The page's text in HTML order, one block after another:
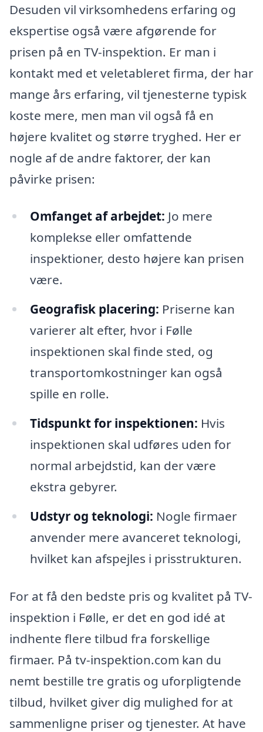
Desuden vil virksomhedens erfaring og
ekspertise også være afgørende for
prisen på en TV-inspektion. Er man i
kontakt med et veletableret firma, der har
mange års erfaring, vil tjenesterne typisk
koste mere, men man vil også få en
højere kvalitet og større tryghed. Her er
nogle af de andre faktorer, der kan
påvirke prisen:
Omfanget af arbejdet: Jo mere
komplekse eller omfattende
inspektioner, desto højere kan prisen
være.
Geografisk placering: Priserne kan
varierer alt efter, hvor i Følle
inspektionen skal finde sted, og
transportomkostninger kan også
spille en rolle.
Tidspunkt for inspektionen: Hvis
inspektionen skal udføres uden for
normal arbejdstid, kan der være
ekstra gebyrer.
Udstyr og teknologi: Nogle firmaer
anvender mere avanceret teknologi,
hvilket kan afspejles i prisstrukturen.
For at få den bedste pris og kvalitet på TV-
inspektion i Følle, er det en god idé at
indhente flere tilbud fra forskellige
firmaer. På tv-inspektion.com kan du
nemt bestille tre gratis og uforpligtende
tilbud, hvilket giver dig mulighed for at
sammenligne priser og tjenester. At have